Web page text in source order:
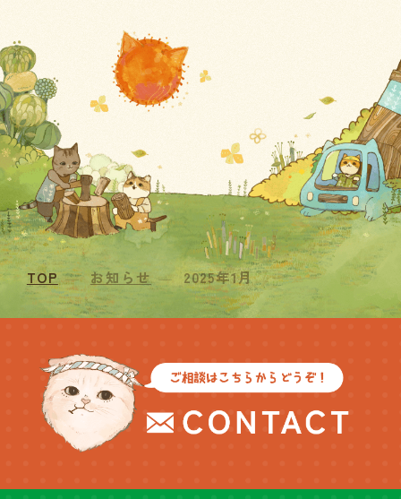
TOP お知らせ 2025年1月